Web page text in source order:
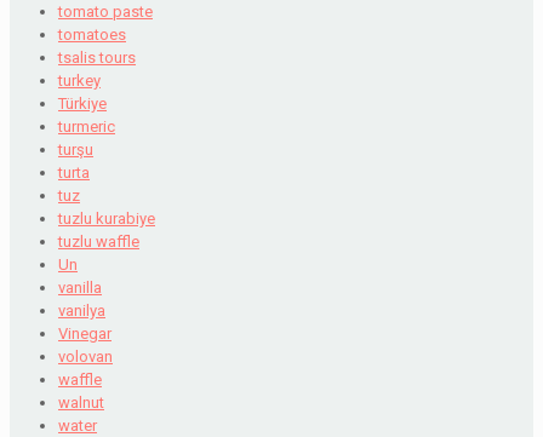
tomato paste
tomatoes
tsalis tours
turkey
Türkiye
turmeric
turşu
turta
tuz
tuzlu kurabiye
tuzlu waffle
Un
vanilla
vanilya
Vinegar
volovan
waffle
walnut
water